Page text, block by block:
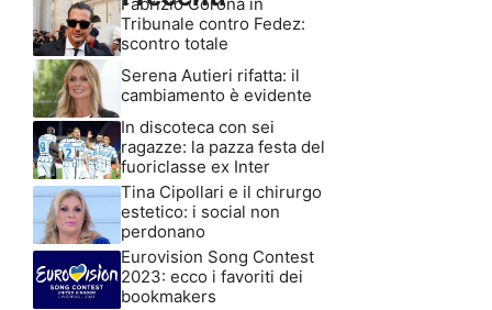
Tribunale contro Fedez:
scontro totale
Serena Autieri rifatta: il
cambiamento è evidente
In discoteca con sei
ragazze: la pazza festa del
fuoriclasse ex Inter
Tina Cipollari e il chirurgo
estetico: i social non
perdonano
Eurovision Song Contest
2023: ecco i favoriti dei
bookmakers